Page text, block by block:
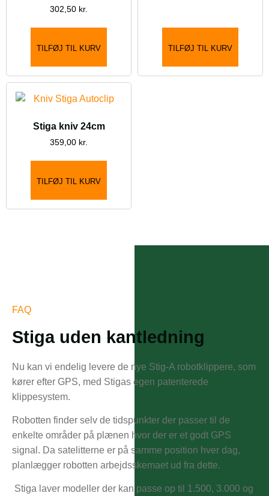
302,50 kr.
TILFØJ TIL KURV TILFØJ TIL KURV
Stiga kniv 24cm
359,00 kr.
TILFØJ TIL KURV
FAQ
Stiga uden kantledning
Nu kan vi endelig levere de nye Stig-A robotklippere, som
kører efter GPS, med Stigas egen patenterede
klippesystem.
Robotten finder selv de tidspunkter der passer til de
enkelte områder på plænen hvor der er et godt GPS
signal. Da satelitterne er på samme position hver dag,
planlægger robotten arbejdsskemaet ud fra dette.
Stiga laver modeller der kan passe op til 1.500, 3.000 og